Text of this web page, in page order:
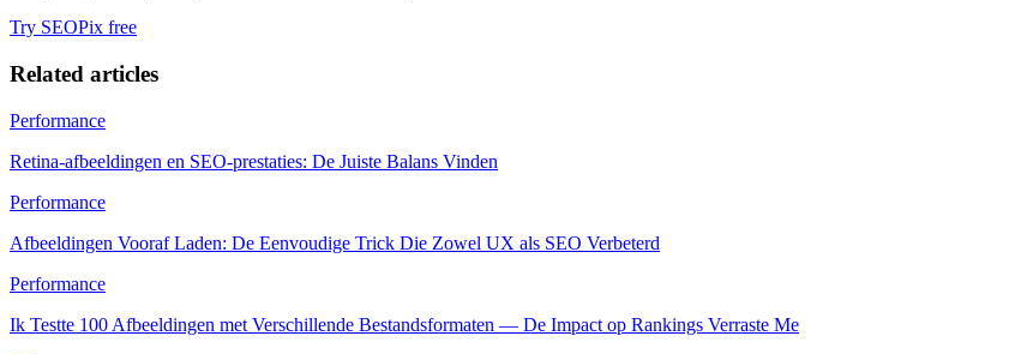
Try SEOPix free
Related articles
Performance
Retina-afbeeldingen en SEO-prestaties: De Juiste Balans Vinden
Performance
Afbeeldingen Vooraf Laden: De Eenvoudige Trick Die Zowel UX als SEO Verbeterd
Performance
Ik Testte 100 Afbeeldingen met Verschillende Bestandsformaten — De Impact op Rankings Verraste Me